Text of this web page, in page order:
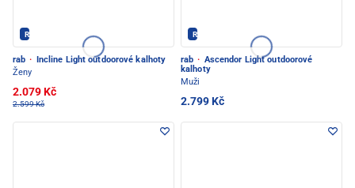
Rab - PEC POD SNĚŽKOU
rab ·
Incline Light outdoorové kalhoty
Ženy
2.079 Kč
2.599 Kč
Rab - PEC POD SNĚŽKOU
rab · Ascendor Light outdoorové
kalhoty
Muži
2.799 Kč